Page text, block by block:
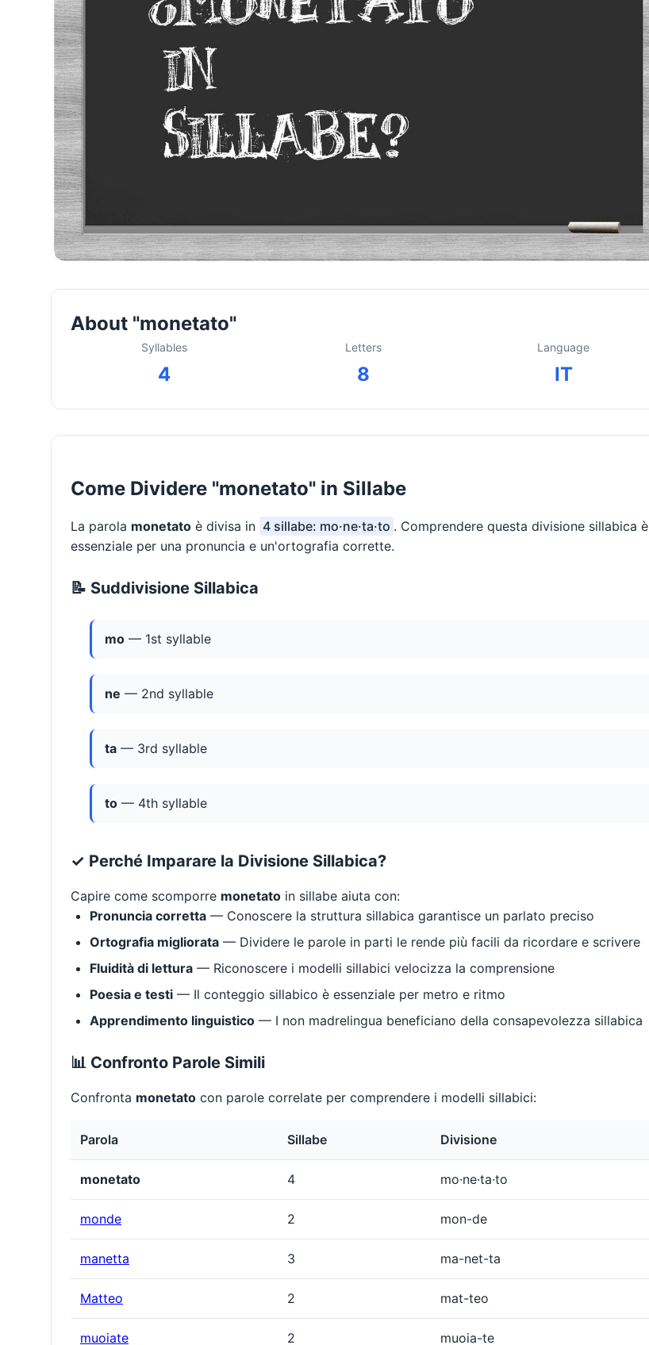
About "monetato"
Syllables
4
Letters
8
Language
IT
Come Dividere "monetato" in Sillabe
La parola monetato è divisa in 4 sillabe: mo·ne·ta·to . Comprendere questa divisione sillabica è
essenziale per una pronuncia e un'ortografia corrette.
📝 Suddivisione Sillabica
mo — 1st syllable
ne — 2nd syllable
ta — 3rd syllable
to — 4th syllable
✓ Perché Imparare la Divisione Sillabica?
Capire come scomporre monetato in sillabe aiuta con:
Pronuncia corretta — Conoscere la struttura sillabica garantisce un parlato preciso
Ortografia migliorata — Dividere le parole in parti le rende più facili da ricordare e scrivere
Fluidità di lettura — Riconoscere i modelli sillabici velocizza la comprensione
Poesia e testi — Il conteggio sillabico è essenziale per metro e ritmo
Apprendimento linguistico — I non madrelingua beneficiano della consapevolezza sillabica
📊 Confronto Parole Simili
Confronta monetato con parole correlate per comprendere i modelli sillabici:
Parola Sillabe Divisione
monetato 4 mo·ne·ta·to
monde 2 mon-de
manetta 3 ma-net-ta
Matteo 2 mat-teo
muoiate 2 muoia-te